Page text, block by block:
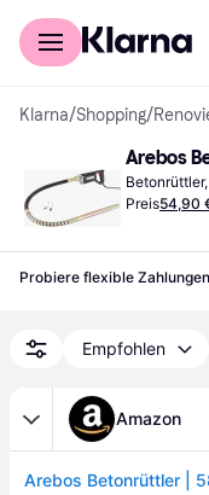
Für Shopper
Klarna/Shopping/
Arebos
Preis54,90
Probiere flexible
Empfohlen
Amazon